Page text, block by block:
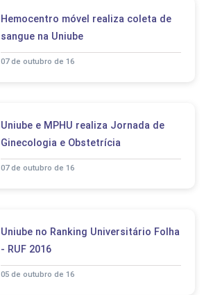
Hemocentro móvel realiza coleta de
sangue na Uniube
07 de outubro de 16
Uniube e MPHU realiza Jornada de
Ginecologia e Obstetrícia
07 de outubro de 16
Uniube no Ranking Universitário Folha
- RUF 2016
05 de outubro de 16